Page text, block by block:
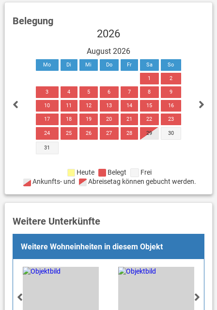
Belegung
2026
August 2026
Mo Di Mi Do Fr Sa So
1 2
3 4 5 6 7 8 9
10 11 12 13 14 15 16
17 18 19 20 21 22 23
24 25 26 27 28 29 30
31
Heute Belegt
Frei
Ankunfts- und
Abreisetag können gebucht werden.
Weitere Unterkünfte
Weitere Wohneinheiten in diesem Objekt